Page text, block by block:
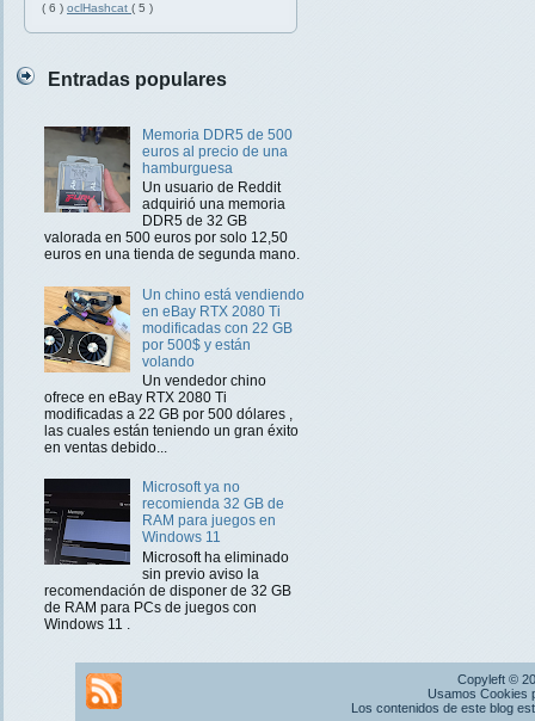
( 6 ) oclHashcat ( 5 )
Entradas populares
Memoria DDR5 de 500
euros al precio de una
hamburguesa
Un usuario de Reddit
adquirió una memoria
DDR5 de 32 GB
valorada en 500 euros por solo 12,50
euros en una tienda de segunda mano.
Un chino está vendiendo
en eBay RTX 2080 Ti
modificadas con 22 GB
por 500$ y están
volando
Un vendedor chino
ofrece en eBay RTX 2080 Ti
modificadas a 22 GB por 500 dólares ,
las cuales están teniendo un gran éxito
en ventas debido...
Microsoft ya no
recomienda 32 GB de
RAM para juegos en
Windows 11
Microsoft ha eliminado
sin previo aviso la
recomendación de disponer de 32 GB
de RAM para PCs de juegos con
Windows 11 .
Copyleft ©
Usamos Cookies
Los contenidos de este blog